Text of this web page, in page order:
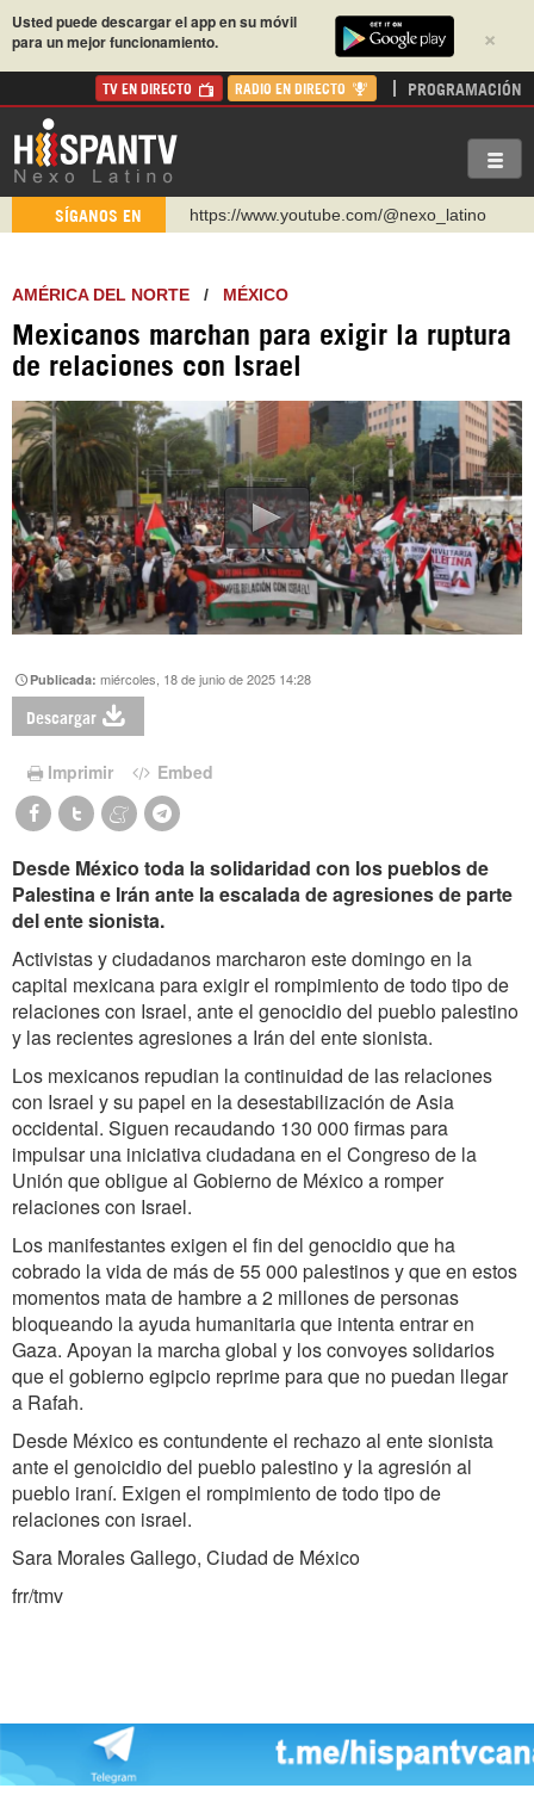
×
Usted puede descargar el app en su móvil
para un mejor funcionamiento.
TV EN DIRECTO RADIO EN DIRECTO PROGRAMACIÓN
SÍGANOS EN
https://www.youtube.com/@nexo_latino
https://t.me/hispantvcanal
https://urmedium.com/c/hispantv
WhatsApp y Viber: +98 921 79 29 404
https://www.facebook.com/Nexolatino.Canal
AMÉRICA DEL NORTE / MÉXICO
Mexicanos marchan para exigir la ruptura
de relaciones con Israel
Publicada:miércoles, 18 de junio de 2025 14:28
Descargar
Imprimir Embed
Desde México toda la solidaridad con los pueblos de
Palestina e Irán ante la escalada de agresiones de parte
del ente sionista.
Activistas y ciudadanos marcharon este domingo en la
capital mexicana para exigir el rompimiento de todo tipo de
relaciones con Israel, ante el genocidio del pueblo palestino
y las recientes agresiones a Irán del ente sionista.
Los mexicanos repudian la continuidad de las relaciones
con Israel y su papel en la desestabilización de Asia
occidental. Siguen recaudando 130 000 firmas para
impulsar una iniciativa ciudadana en el Congreso de la
Unión que obligue al Gobierno de México a romper
relaciones con Israel.
Los manifestantes exigen el fin del genocidio que ha
cobrado la vida de más de 55 000 palestinos y que en estos
momentos mata de hambre a 2 millones de personas
bloqueando la ayuda humanitaria que intenta entrar en
Gaza. Apoyan la marcha global y los convoyes solidarios
que el gobierno egipcio reprime para que no puedan llegar
a Rafah.
Desde México es contundente el rechazo al ente sionista
ante el genoicidio del pueblo palestino y la agresión al
pueblo iraní. Exigen el rompimiento de todo tipo de
relaciones con israel.
Sara Morales Gallego, Ciudad de México
frr/tmv